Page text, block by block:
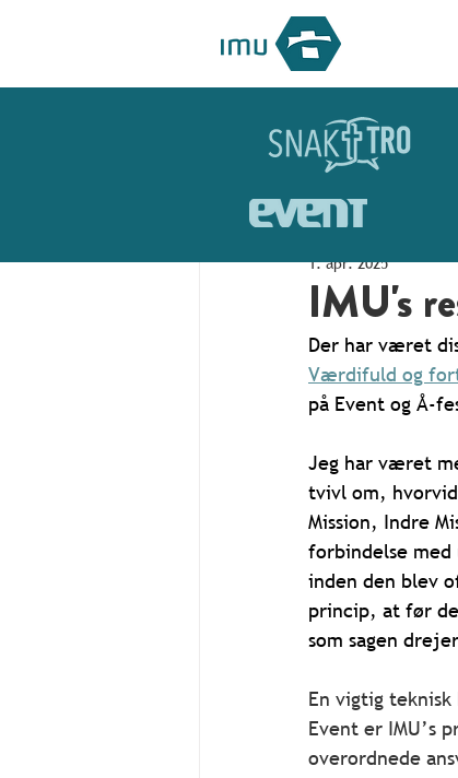
IMU's
1. apr. 2025
Der har været
Værdifuld og
på Event og Å-
Jeg har været
tvivl om,
Mission, Indre
forbindelse
inden den blev
princip, at før
som sagen
En vigtig
Event er IMU’s
overordnede